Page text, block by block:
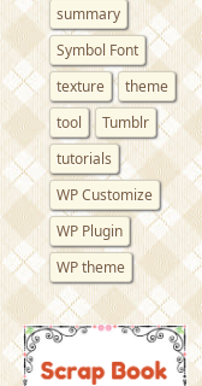
summary
Symbol Font
texture
theme
tool
Tumblr
tutorials
WP Customize
WP Plugin
WP theme